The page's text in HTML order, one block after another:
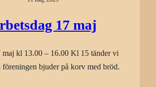
17 maj
maj kl 13.00 – 16.00 Kl 15 tänder vi
föreningen bjuder på korv med bröd.